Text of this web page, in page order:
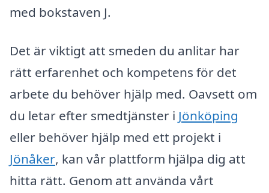
med bokstaven J.
Det är viktigt att smeden du anlitar har
rätt erfarenhet och kompetens för det
arbete du behöver hjälp med. Oavsett om
du letar efter smedtjänster i Jönköping
eller behöver hjälp med ett projekt i
Jönåker, kan vår plattform hjälpa dig att
hitta rätt. Genom att använda vårt